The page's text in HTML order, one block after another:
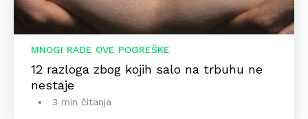
MNOGI RADE OVE POGREŠKE
12 razloga zbog kojih salo na trbuhu ne
nestaje
3 min čitanja